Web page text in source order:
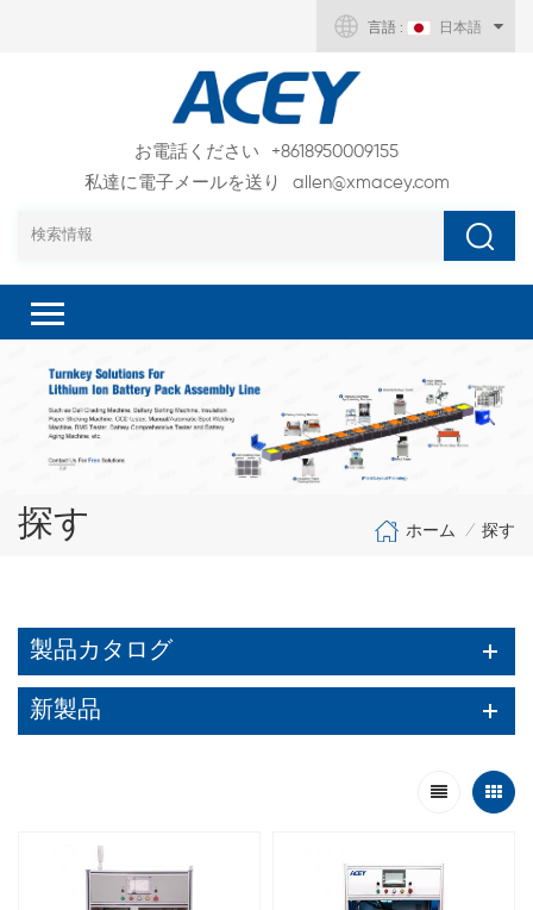
言語 : 日本語
お電話ください
+8618950009155
私達に電子メールを送り
allen@xmacey.com
探す ホーム / 探す
製品カタログ
新製品